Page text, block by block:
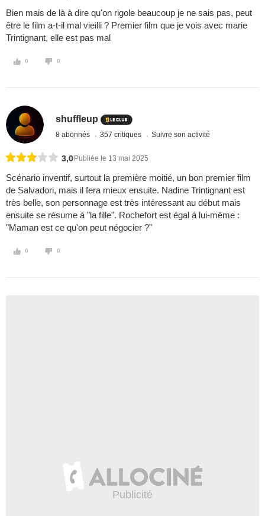
Bien mais de là à dire qu'on rigole beaucoup je ne sais pas, peut
être le film a-t-il mal vieilli ? Premier film que je vois avec marie
Trintignant, elle est pas mal
0 0
shuffleup
8 abonnés 357 critiques Suivre son activité
3,0 Publiée le 13 mai 2025
Scénario inventif, surtout la première moitié, un bon premier film
de Salvadori, mais il fera mieux ensuite. Nadine Trintignant est
très belle, son personnage est très intéressant au début mais
ensuite se résume à "la fille". Rochefort est égal à lui-même :
"Maman est ce qu'on peut négocier ?"
0 0